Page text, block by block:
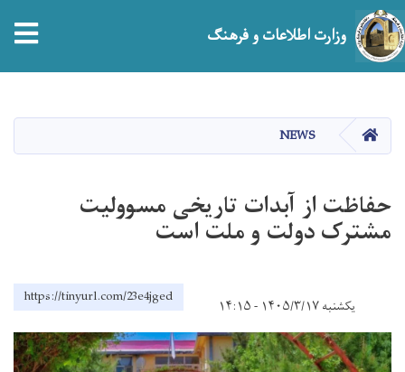
content
وزارت اطلاعات و فرهنگ
صفحه اصلیNEWS
حفاظت از آبدات تاریخی مسوولیت
مشترک دولت و ملت است
یکشنبه ۱۴۰۵/۳/۱۷ - ۱۴:۱۵ https://tinyurl.com/23e4jged